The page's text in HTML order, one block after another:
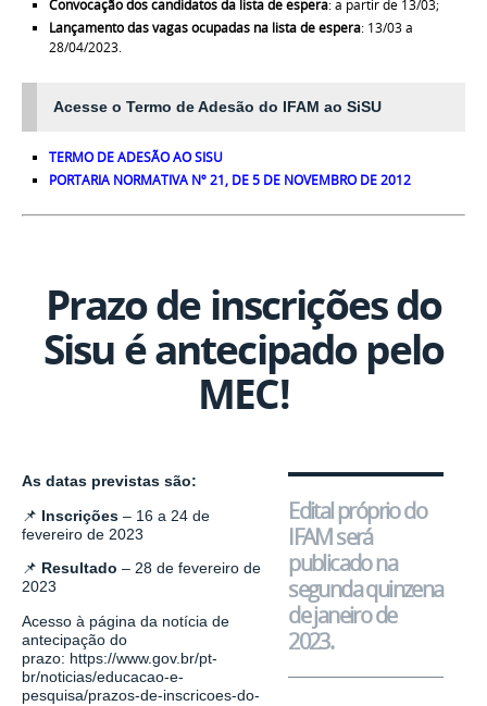
Convocação dos candidatos da lista de espera: a partir de 13/03;
Lançamento das vagas ocupadas na lista de espera: 13/03 a
28/04/2023.
Acesse o Termo de Adesão do IFAM ao SiSU
TERMO DE ADESÃO AO SISU
PORTARIA NORMATIVA Nº 21, DE 5 DE NOVEMBRO DE 2012
Prazo de inscrições do
Sisu é antecipado pelo
MEC!
Edital próprio do
IFAM será
publicado na
segunda quinzena
de janeiro de
2023.
As datas previstas são:
📌 Inscrições – 16 a 24 de
fevereiro de 2023
📌 Resultado – 28 de fevereiro de
2023
Acesso à página da notícia de
antecipação do
prazo: https://www.gov.br/pt-
br/noticias/educacao-e-
pesquisa/prazos-de-inscricoes-do-